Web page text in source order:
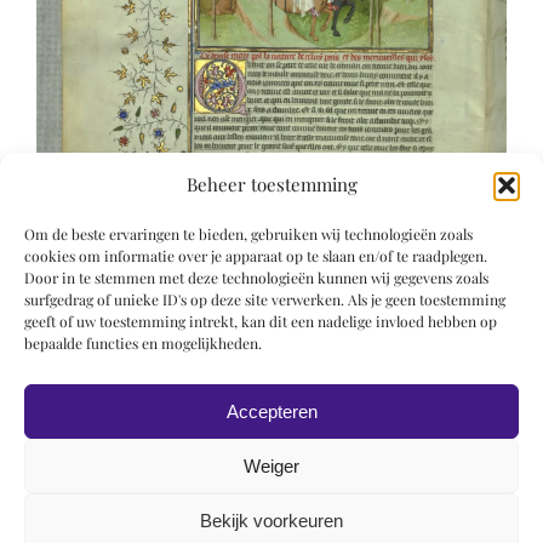
Beheer toestemming
Om de beste ervaringen te bieden, gebruiken wij technologieën zoals
cookies om informatie over je apparaat op te slaan en/of te raadplegen.
Door in te stemmen met deze technologieën kunnen wij gegevens zoals
surfgedrag of unieke ID's op deze site verwerken. Als je geen toestemming
geeft of uw toestemming intrekt, kan dit een nadelige invloed hebben op
bepaalde functies en mogelijkheden.
Accepteren
Weiger
Bekijk voorkeuren